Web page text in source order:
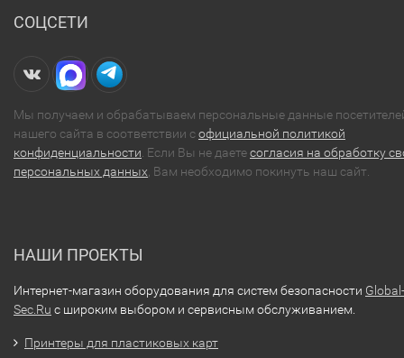
СОЦСЕТИ
Мы получаем и обрабатываем персональные данные
нашего сайта в соответствии софициальной политикой
конфиденциальности. Если Вы не даетесогласия на обработку
персональных данных, Вам необходимо покинуть наш сайт.
НАШИ ПРОЕКТЫ
Интернет-магазин оборудования для систем безопасности Global-
Sec.Ru с широким выбором и сервисным обслуживанием.
Принтеры для пластиковых карт